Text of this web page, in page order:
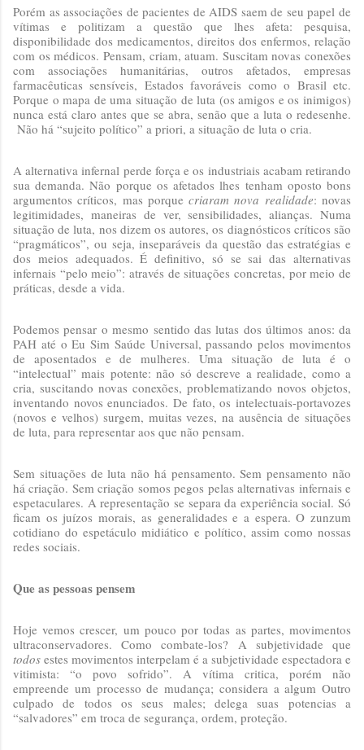
Porém as associações de pacientes de AIDS saem de seu papel de
vítimas e politizam a questão que lhes afeta: pesquisa,
disponibilidade dos medicamentos, direitos dos enfermos, relação
com os médicos. Pensam, criam, atuam. Suscitam novas conexões
com associações humanitárias, outros afetados, empresas
farmacêuticas sensíveis, Estados favoráveis como o Brasil etc.
Porque o mapa de uma situação de luta (os amigos e os inimigos)
nunca está claro antes que se abra, senão que a luta o redesenhe.
Não há “sujeito político” a priori, a situação de luta o cria.
A alternativa infernal perde força e os industriais acabam retirando
sua demanda. Não porque os afetados lhes tenham oposto bons
argumentos críticos, mas porquecriaram nova realidade: novas
legitimidades, maneiras de ver, sensibilidades, alianças. Numa
situação de luta, nos dizem os autores, os diagnósticos críticos são
“pragmáticos”, ou seja, inseparáveis da questão das estratégias e
dos meios adequados. É definitivo, só se sai das alternativas
infernais “pelo meio”: através de situações concretas, por meio de
práticas, desde a vida.
Podemos pensar o mesmo sentido das lutas dos últimos anos: da
PAH até o Eu Sim Saúde Universal, passando pelos movimentos
de aposentados e de mulheres. Uma situação de luta é o
“intelectual” mais potente: não só descreve a realidade, como a
cria, suscitando novas conexões, problematizando novos objetos,
inventando novos enunciados. De fato, os intelectuais-portavozes
(novos e velhos) surgem, muitas vezes, na ausência de situações
de luta, para representar aos que não pensam.
Sem situações de luta não há pensamento. Sem pensamento não
há criação. Sem criação somos pegos pelas alternativas infernais e
espetaculares. A representação se separa da experiência social. Só
ficam os juízos morais, as generalidades e a espera. O zunzum
cotidiano do espetáculo midiático e político, assim como nossas
redes sociais.
Que as pessoas pensem
Hoje vemos crescer, um pouco por todas as partes, movimentos
ultraconservadores. Como combate-los? A subjetividade que
todos estes movimentos interpelam é a subjetividade espectadora e
vitimista: “o povo sofrido”. A vítima critica, porém não
empreende um processo de mudança; considera a algum Outro
culpado de todos os seus males; delega suas potencias a
“salvadores” em troca de segurança, ordem, proteção.